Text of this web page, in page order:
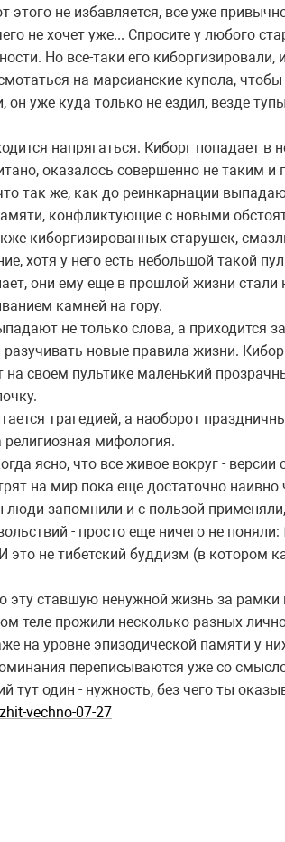
этого не избавляется, все уже
не хочет уже... Спросите у любого
Но все-таки его
на марсианские купола,
он уже куда только не ездил, везде
напрягаться. Киборг попадает в
оказалось совершенно не таким и
так же, как до реинкарнации
конфликтующие с новыми
киборгизированных старушек,
хотя у него есть небольшой такой
они ему еще в прошлой жизни стали
камней на гору.
не только слова, а приходится
разучивать новые правила жизни.
на своем пультике маленький
трагедией, а наоборот
мифология.
ясно, что все живое вокруг -
на мир пока еще достаточно
люди запомнили и с пользой
- просто еще ничего не поняли:
это не тибетский буддизм (в котором
эту ставшую ненужной жизнь за рамки
теле прожили несколько разных
на уровне эпизодической памяти у
переписываются уже со
тут один - нужность, без чего ты
zhit-vechno-07-27